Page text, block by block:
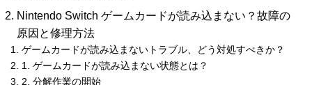
Nintendo Switch ゲームカードが読み込まない？故障の
原因と修理方法
ゲームカードが読み込まないトラブル、どう対処すべきか？
1. ゲームカードが読み込まない状態とは？
2. 分解作業の開始